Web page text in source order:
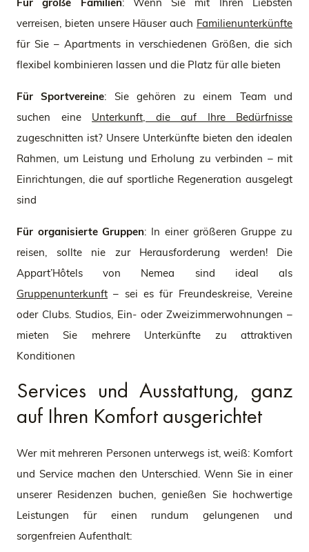
verreisen, bieten unsere Häuser auch Familienunterkünfte
für Sie – Apartments in verschiedenen Größen, die sich
flexibel kombinieren lassen und die Platz für alle bieten
Für Sportvereine: Sie gehören zu einem Team und
suchen eine Unterkunft, die auf Ihre Bedürfnisse
zugeschnitten ist? Unsere Unterkünfte bieten den idealen
Rahmen, um Leistung und Erholung zu verbinden – mit
Einrichtungen, die auf sportliche Regeneration ausgelegt
sind
Für organisierte Gruppen: In einer größeren Gruppe zu
reisen, sollte nie zur Herausforderung werden! Die
Appart’Hôtels von Nemea sind ideal als
Gruppenunterkunft – sei es für Freundeskreise, Vereine
oder Clubs. Studios, Ein- oder Zweizimmerwohnungen –
mieten Sie mehrere Unterkünfte zu attraktiven
Konditionen
Services und Ausstattung, ganz
auf Ihren Komfort ausgerichtet
Wer mit mehreren Personen unterwegs ist, weiß: Komfort
und Service machen den Unterschied. Wenn Sie in einer
unserer Residenzen buchen, genießen Sie hochwertige
Leistungen für einen rundum gelungenen und
sorgenfreien Aufenthalt: